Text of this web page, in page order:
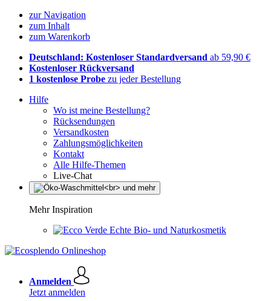
zur Navigation
zum Inhalt
zum Warenkorb
Deutschland: Kostenloser Standardversand ab 59,90 €
Kostenloser Rückversand
1 kostenlose Probe zu jeder Bestellung
Hilfe
Wo ist meine Bestellung?
Rücksendungen
Versandkosten
Zahlungsmöglichkeiten
Kontakt
Alle Hilfe-Themen
Live-Chat
Mehr Inspiration
Echte Bio- und Naturkosmetik
Anmelden
Jetzt anmelden